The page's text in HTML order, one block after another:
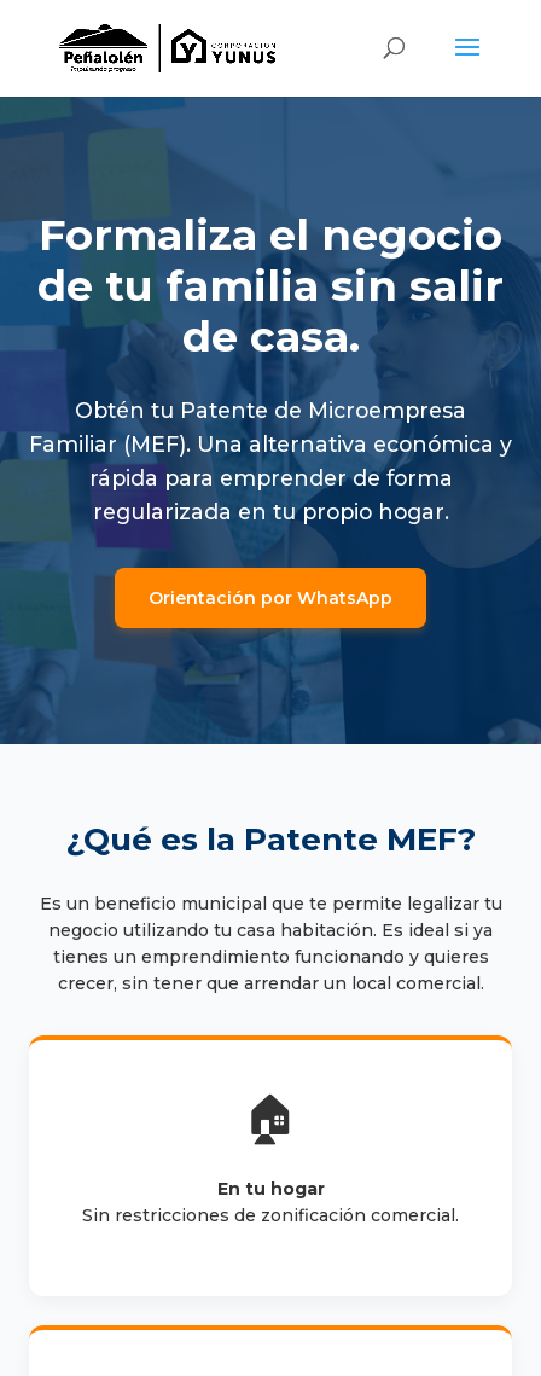
Formaliza el negocio
de tu familia sin salir
de casa.
Obtén tu Patente de Microempresa
Familiar (MEF). Una alternativa económica y
rápida para emprender de forma
regularizada en tu propio hogar.
Orientación por WhatsApp
¿Qué es la Patente MEF?
Es un beneficio municipal que te permite legalizar tu
negocio utilizando tu casa habitación. Es ideal si ya
tienes un emprendimiento funcionando y quieres
crecer, sin tener que arrendar un local comercial.
🏠
En tu hogar
Sin restricciones de zonificación comercial.